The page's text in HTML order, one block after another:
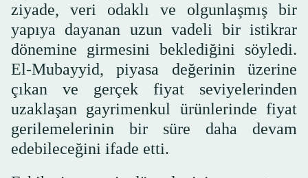
ziyade, veri odaklı ve olgunlaşmış bir
yapıya dayanan uzun vadeli bir istikrar
dönemine girmesini beklediğini söyledi.
El-Mubayyid, piyasa değerinin üzerine
çıkan ve gerçek fiyat seviyelerinden
uzaklaşan gayrimenkul ürünlerinde fiyat
gerilemelerinin bir süre daha devam
edebileceğini ifade etti.